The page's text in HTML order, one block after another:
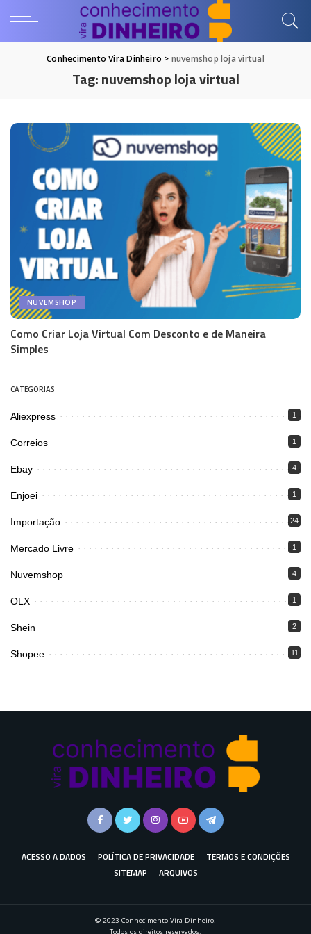
Conhecimento Vira Dinheiro > nuvemshop loja virtual
Tag:nuvemshop loja virtual
NUVEMSHOP
Como Criar Loja Virtual Com Desconto e de Maneira
Simples
CATEGORIAS
Aliexpress 1
Correios 1
Ebay 4
Enjoei 1
Importação 24
Mercado Livre 1
Nuvemshop 4
OLX 1
Shein 2
Shopee 11
ACESSO A DADOS POLÍTICA DE PRIVACIDADE
TERMOS E CONDIÇÕES
SITEMAP
ARQUIVOS
© 2023 Conhecimento Vira Dinheiro.
Todos os direitos reservados.